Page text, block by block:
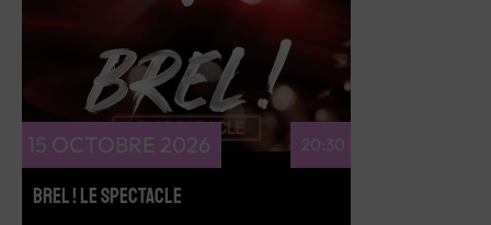
15 OCTOBRE 2026 20:30
BREL ! LE SPECTACLE